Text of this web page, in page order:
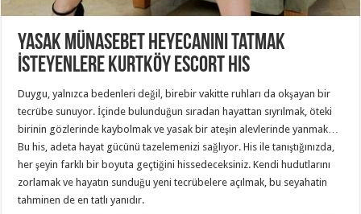
Yasak Münasebet Heyecanını Tatmak
İsteyenlere Kurtköy Escort His
Duygu, yalnızca bedenleri değil, birebir vakitte ruhları da okşayan bir
tecrübe sunuyor. İçinde bulunduğun sıradan hayattan sıyrılmak, öteki
birinin gözlerinde kaybolmak ve yasak bir ateşin alevlerinde yanmak…
Bu his, adeta hayat gücünü tazelemenizi sağlıyor. His ile tanıştığınızda,
her şeyin farklı bir boyuta geçtiğini hissedeceksiniz. Kendi hudutlarını
zorlamak ve hayatın sunduğu yeni tecrübelere açılmak, bu seyahatin
tahminen de en tatlı yanıdır.